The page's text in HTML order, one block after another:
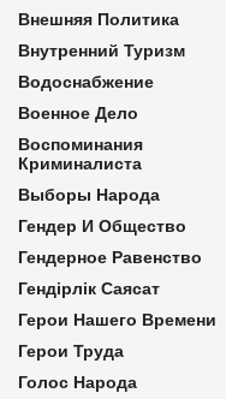
Внешняя Политика
Внутренний Туризм
Водоснабжение
Военное Дело
Воспоминания
Криминалиста
Выборы Народа
Гендер И Общество
Гендерное Равенство
Гендірлік Саясат
Герои Нашего Времени
Герои Труда
Голос Народа